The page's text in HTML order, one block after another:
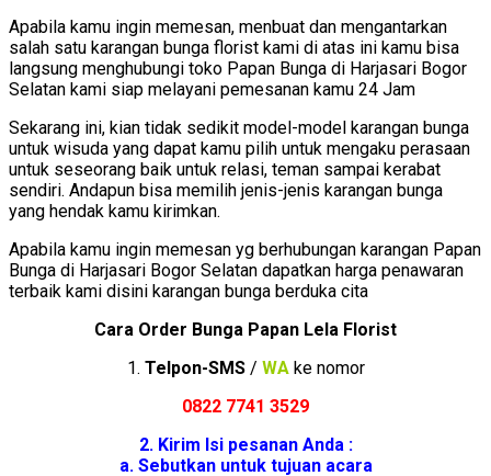
Apabila kamu ingin memesan, menbuat dan mengantarkan
salah satu karangan bunga florist kami di atas ini kamu bisa
langsung menghubungi toko Papan Bunga di Harjasari Bogor
Selatan kami siap melayani pemesanan kamu 24 Jam
Sekarang ini, kian tidak sedikit model-model karangan bunga
untuk wisuda yang dapat kamu pilih untuk mengaku perasaan
untuk seseorang baik untuk relasi, teman sampai kerabat
sendiri. Andapun bisa memilih jenis-jenis karangan bunga
yang hendak kamu kirimkan.
Apabila kamu ingin memesan yg berhubungan karangan Papan
Bunga di Harjasari Bogor Selatan dapatkan harga penawaran
terbaik kami disini karangan bunga berduka cita
Cara Order Bunga Papan Lela Florist
1. Telpon-SMS/ WAke nomor
0822 7741 3529
2. Kirim Isi pesanan Anda :
a. Sebutkan untuk tujuan acara